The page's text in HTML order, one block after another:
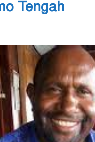
Tengah